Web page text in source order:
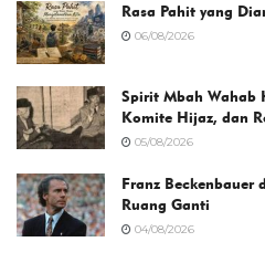
Rasa Pahit yang
06/08/2026
Spirit Mbah Wahab
Komite Hijaz, dan
05/08/2026
Franz Beckenbauer
Ruang Ganti
04/08/2026